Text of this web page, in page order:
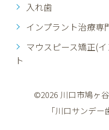
入れ歯
インプラント治療専
マウスピース矯正(イ
ト
©2026 川口市鳩ヶ
「川口サンデ